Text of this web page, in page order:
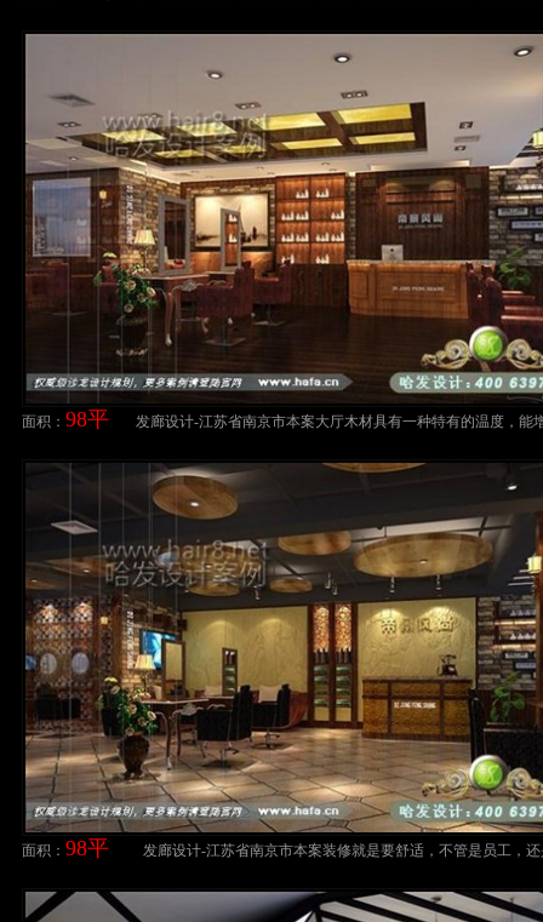
面积： 98平
发廊设计-江苏省南京市本案大厅木材具有一种特有的温度，能
面积： 98平
发廊设计-江苏省南京市本案装修就是要舒适，不管是员工，